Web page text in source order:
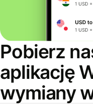
Pobierz
aplikację
wymiany